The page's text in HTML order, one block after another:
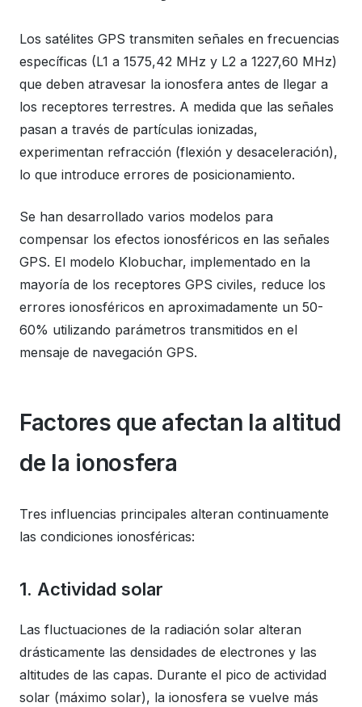
Los satélites GPS transmiten señales en frecuencias
específicas (L1 a 1575,42 MHz y L2 a 1227,60 MHz)
que deben atravesar la ionosfera antes de llegar a
los receptores terrestres. A medida que las señales
pasan a través de partículas ionizadas,
experimentan refracción (flexión y desaceleración),
lo que introduce errores de posicionamiento.
Se han desarrollado varios modelos para
compensar los efectos ionosféricos en las señales
GPS. El modelo Klobuchar, implementado en la
mayoría de los receptores GPS civiles, reduce los
errores ionosféricos en aproximadamente un 50-
60% utilizando parámetros transmitidos en el
mensaje de navegación GPS.
Factores que afectan la altitud
de la ionosfera
Tres influencias principales alteran continuamente
las condiciones ionosféricas:
1. Actividad solar
Las fluctuaciones de la radiación solar alteran
drásticamente las densidades de electrones y las
altitudes de las capas. Durante el pico de actividad
solar (máximo solar), la ionosfera se vuelve más